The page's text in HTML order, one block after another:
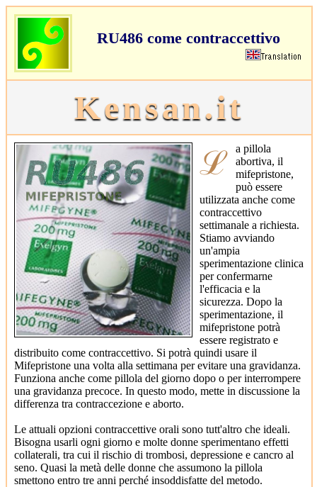
RU486 come contraccettivo
Kensan.it
ℒa pillola
abortiva, il
mifepristone,
può essere
utilizzata anche come
contraccettivo
settimanale a richiesta.
Stiamo avviando
un'ampia
sperimentazione clinica
per confermarne
l'efficacia e la
sicurezza. Dopo la
sperimentazione, il
mifepristone potrà
essere registrato e
distribuito come contraccettivo. Si potrà quindi usare il
Mifepristone una volta alla settimana per evitare una gravidanza.
Funziona anche come pillola del giorno dopo o per interrompere
una gravidanza precoce. In questo modo, mette in discussione la
differenza tra contraccezione e aborto.
Le attuali opzioni contraccettive orali sono tutt'altro che ideali.
Bisogna usarli ogni giorno e molte donne sperimentano effetti
collaterali, tra cui il rischio di trombosi, depressione e cancro al
seno. Quasi la metà delle donne che assumono la pillola
smettono entro tre anni perché insoddisfatte del metodo.